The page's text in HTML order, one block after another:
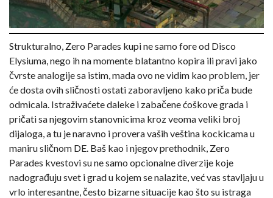
Strukturalno, Zero Parades kupi ne samo fore od Disco
Elysiuma, nego ih na momente blatantno kopira ili pravi jako
čvrste analogije sa istim, mada ovo ne vidim kao problem, jer
će dosta ovih sličnosti ostati zaboravljeno kako priča bude
odmicala. Istraživaćete daleke i zabačene ćoškove grada i
pričati sa njegovim stanovnicima kroz veoma veliki broj
dijaloga, a tu je naravno i provera vaših veština kockicama u
maniru sličnom DE. Baš kao i njegov prethodnik, Zero
Parades kvestovi su ne samo opcionalne diverzije koje
nadograđuju svet i grad u kojem se nalazite, već vas stavljaju u
vrlo interesantne, često bizarne situacije kao što su istraga